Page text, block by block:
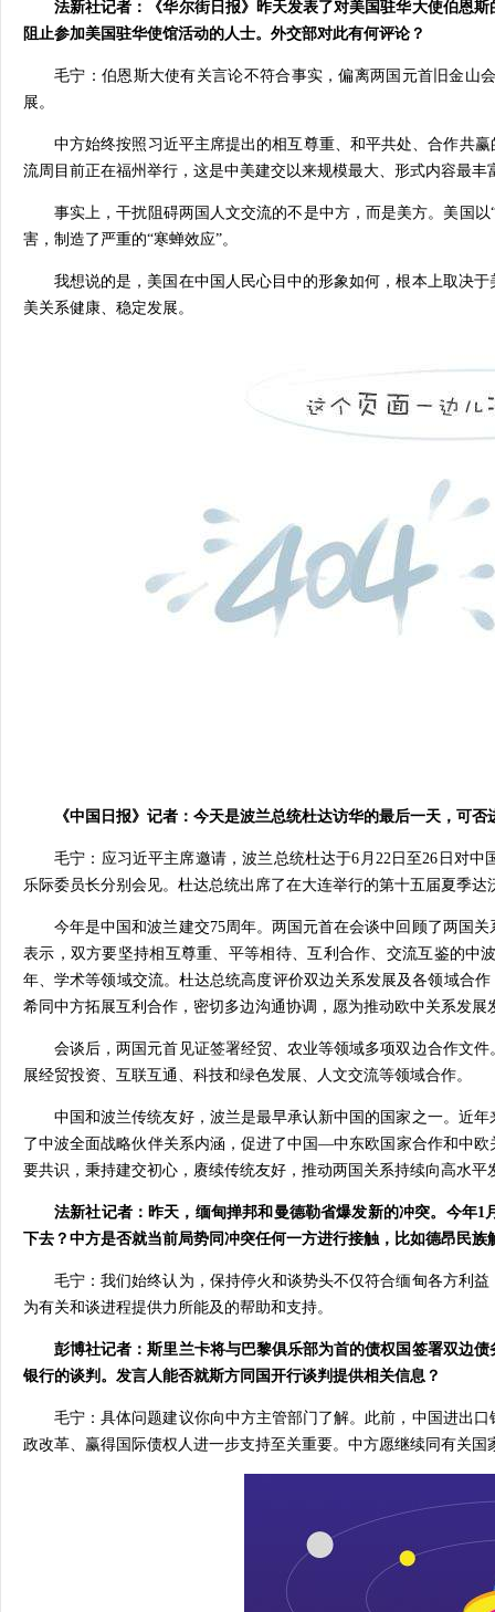
法新社记者：《华尔街日报》昨天发表了对美国驻华大使伯恩
阻止参加美国驻华使馆活动的人士。外交部对此有何评论？
毛宁：伯恩斯大使有关言论不符合事实，偏离两国元首旧金山
展。
中方始终按照习近平主席提出的相互尊重、和平共处、合作共
流周目前正在福州举行，这是中美建交以来规模最大、形式内容最丰
事实上，干扰阻碍两国人文交流的不是中方，而是美方。美国
害，制造了严重的“寒蝉效应”。
我想说的是，美国在中国人民心目中的形象如何，根本上取决
美关系健康、稳定发展。
《中国日报》记者：今天是波兰总统杜达访华的最后一天，可
毛宁：应习近平主席邀请，波兰总统杜达于6月22日至26日对
乐际委员长分别会见。杜达总统出席了在大连举行的第十五届夏季
今年是中国和波兰建交75周年。两国元首在会谈中回顾了两国
表示，双方要坚持相互尊重、平等相待、互利合作、交流互鉴的中
年、学术等领域交流。杜达总统高度评价双边关系发展及各领域合
希同中方拓展互利合作，密切多边沟通协调，愿为推动欧中关系发
会谈后，两国元首见证签署经贸、农业等领域多项双边合作文
展经贸投资、互联互通、科技和绿色发展、人文交流等领域合作。
中国和波兰传统友好，波兰是最早承认新中国的国家之一。近
了中波全面战略伙伴关系内涵，促进了中国—中东欧国家合作和中
要共识，秉持建交初心，赓续传统友好，推动两国关系持续向高水平
法新社记者：昨天，缅甸掸邦和曼德勒省爆发新的冲突。今年
下去？中方是否就当前局势同冲突任何一方进行接触，比如德昂民族
毛宁：我们始终认为，保持停火和谈势头不仅符合缅甸各方利
为有关和谈进程提供力所能及的帮助和支持。
彭博社记者：斯里兰卡将与巴黎俱乐部为首的债权国签署双边
银行的谈判。发言人能否就斯方同国开行谈判提供相关信息？
毛宁：具体问题建议你向中方主管部门了解。此前，中国进出
政改革、赢得国际债权人进一步支持至关重要。中方愿继续同有关